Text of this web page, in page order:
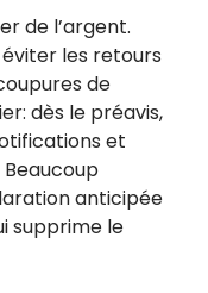
de l’argent.
les retours
de
dès le préavis,
et
anticipée
supprime le